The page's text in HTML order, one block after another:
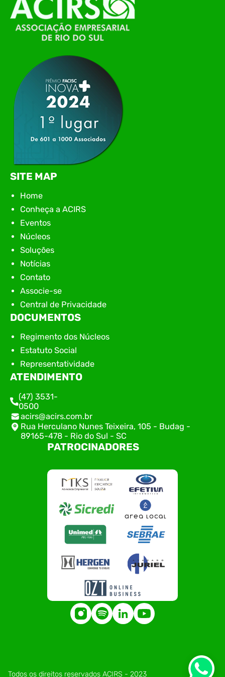
de Tecnologia da Informação do Alto Vale do
Itajaí, realizou, no dia 21 de julho, o evento
Conexão Tech NIAVI, reunindo empresas de
tecnologia da região para uma noite de
apresentação de novas iniciativas para o setor. O
encontro aconteceu em Rio…
SITE MAP
Home
Conheça a ACIRS
Eventos
Núcleos
Soluções
Notícias
Contato
Associe-se
Central de Privacidade
DOCUMENTOS
Regimento dos Núcleos
Estatuto Social
Representatividade
ATENDIMENTO
(47) 3531-
0500
acirs@acirs.com.br
Rua Herculano Nunes Teixeira, 105 - Budag -
89165-478 - Rio do Sul - SC
PATROCINADORES
Todos os direitos reservados ACIRS - 2023